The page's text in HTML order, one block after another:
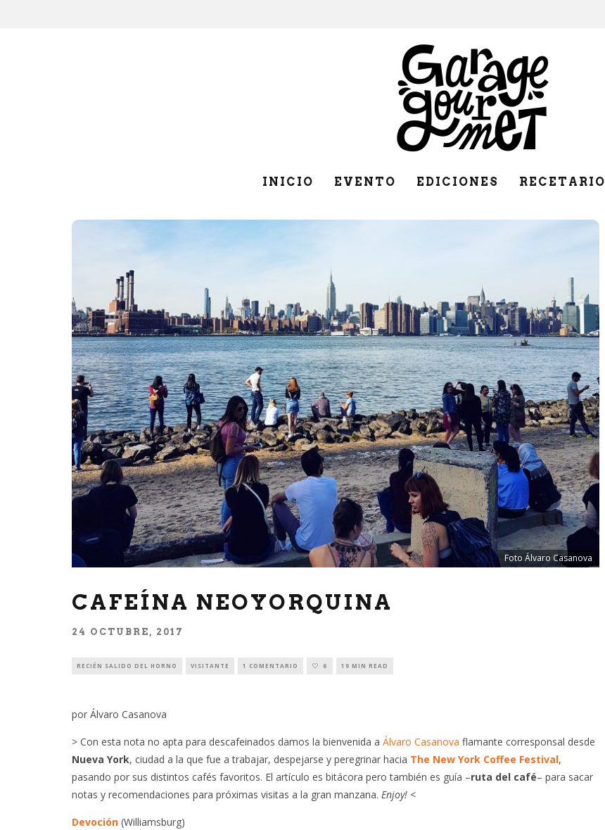
INICIO EVENTO EDICIONES RECETARIO
Foto Álvaro Casanova
CAFEÍNA NEOYORQUINA
24 OCTUBRE, 2017
RECIÉN SALIDO DEL HORNO VISITANTE 1 COMENTARIO 6 19 MIN READ
por Álvaro Casanova
> Con esta nota no apta para descafeinados damos la bienvenida a Álvaro Casanova flamante corresponsal desde
Nueva York, ciudad a la que fue a trabajar, despejarse y peregrinar hacia The New York Coffee Festival,
pasando por sus distintos cafés favoritos. El artículo es bitácora pero también es guía –ruta del café– para sacar
notas y recomendaciones para próximas visitas a la gran manzana. Enjoy! <
Devoción (Williamsburg)